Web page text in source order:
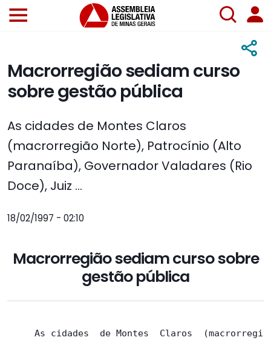
Macrorregião sediam curso
sobre gestão pública
As cidades de Montes Claros
(macrorregião Norte), Patrocínio (Alto
Paranaíba), Governador Valadares (Rio
Doce), Juiz ...
18/02/1997 - 02:10
Macrorregião sediam curso sobre
gestão pública
As cidades  de Montes  Claros